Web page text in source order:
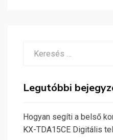
Legutóbbi
Hogyan segíti a belső
KX-TDA15CE Digitális